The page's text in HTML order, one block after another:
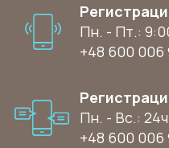
Пн. - Пт.:
+48 600 006
Пн. - Вс.: 24ч
+48 600 006